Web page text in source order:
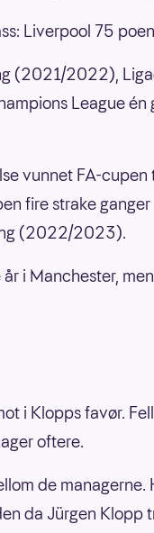
Liverpool 75
(2021/2022),
League én
vunnet FA-cupen
fire strake ganger
(2022/2023).
i Manchester,
i Klopps favør.
oftere.
de managerne.
da Jürgen Klopp